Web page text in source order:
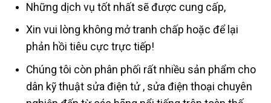
Những dịch vụ tốt nhất sẽ được cung cấp,
Xin vui lòng không mở tranh chấp hoặc để lại
phản hồi tiêu cực trực tiếp!
Chúng tôi còn phân phối rất nhiều sản phẩm cho
dân kỹ thuật sửa điện tử , sửa điện thoại chuyên